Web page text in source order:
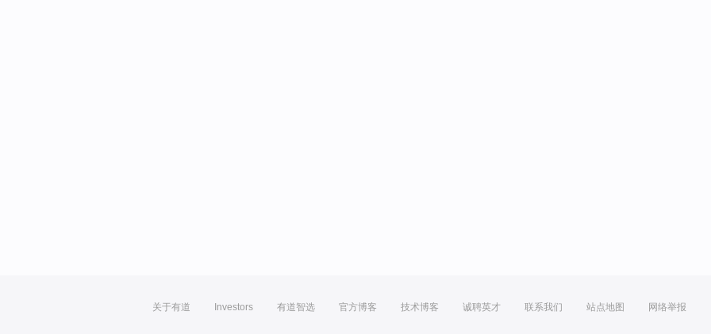
关于有道 Investors 有道智选 官方博客 技术博客 诚聘英才 联系我们 站点地图 网络举报